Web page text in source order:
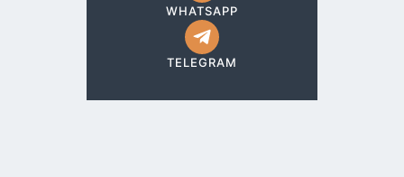
WHATSAPP
TELEGRAM